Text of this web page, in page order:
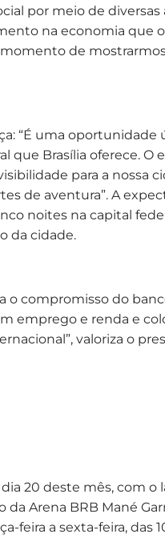
por meio de diversas
na economia que
de
“É uma oportunidade
que Brasília oferece. O
para a nossa
de aventura”. A
noites na capital
da cidade.
o compromisso do
emprego e renda e
valoriza o
20 deste mês, com o
Arena BRB Mané
feira a sexta-feira, das